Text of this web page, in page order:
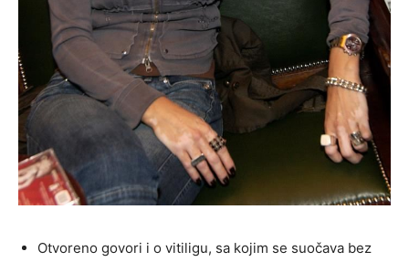
Otvoreno govori i o vitiligu, sa kojim se suočava bez